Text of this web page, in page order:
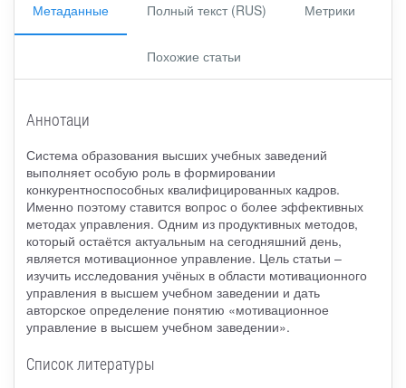
Метаданные Полный текст (RUS) Метрики
Похожие статьи
Аннотаци
Система образования высших учебных заведений
выполняет особую роль в формировании
конкурентноспособных квалифицированных кадров.
Именно поэтому ставится вопрос о более эффективных
методах управления. Одним из продуктивных методов,
который остаётся актуальным на сегодняшний день,
является мотивационное управление. Цель статьи –
изучить исследования учёных в области мотивационного
управления в высшем учебном заведении и дать
авторское определение понятию «мотивационное
управление в высшем учебном заведении».
Список литературы